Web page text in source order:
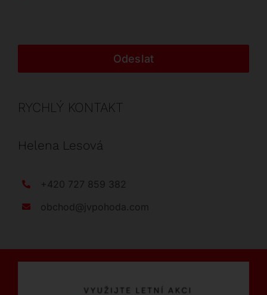
Odeslat
RYCHLÝ KONTAKT
Helena Lesová
+420 727 859 382
obchod@jvpohoda.com